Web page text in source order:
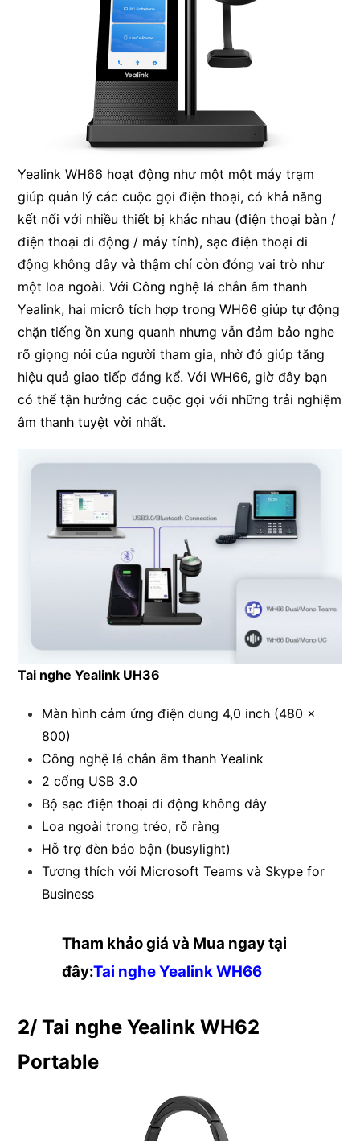
Yealink WH66 hoạt động như một một máy trạm
giúp quản lý các cuộc gọi điện thoại, có khả năng
kết nối với nhiều thiết bị khác nhau (điện thoại bàn /
điện thoại di động / máy tính), sạc điện thoại di
động không dây và thậm chí còn đóng vai trò như
một loa ngoài. Với Công nghệ lá chắn âm thanh
Yealink, hai micrô tích hợp trong WH66 giúp tự động
chặn tiếng ồn xung quanh nhưng vẫn đảm bảo nghe
rõ giọng nói của người tham gia, nhờ đó giúp tăng
hiệu quả giao tiếp đáng kể. Với WH66, giờ đây bạn
có thể tận hưởng các cuộc gọi với những trải nghiệm
âm thanh tuyệt vời nhất.
Tai nghe Yealink UH36
Màn hình cảm ứng điện dung 4,0 inch (480 x
800)
Công nghệ lá chắn âm thanh Yealink
2 cổng USB 3.0
Bộ sạc điện thoại di động không dây
Loa ngoài trong trẻo, rõ ràng
Hỗ trợ đèn báo bận (busylight)
Tương thích với Microsoft Teams và Skype for
Business
Tham khảo giá và Mua ngay tại
đây:Tai nghe Yealink WH66
2/ Tai nghe Yealink WH62
Portable